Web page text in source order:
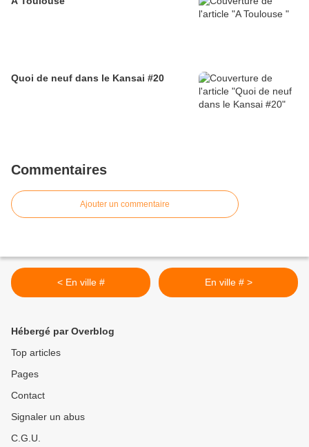
Quoi de neuf dans le Kansai #20
Commentaires
Ajouter un commentaire
< En ville # En ville # >
Hébergé par Overblog
Top articles
Pages
Contact
Signaler un abus
C.G.U.